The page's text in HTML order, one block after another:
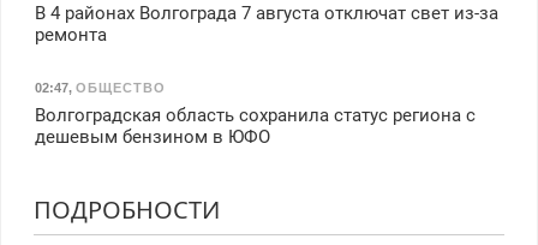
В 4 районах Волгограда 7 августа отключат свет из-за
ремонта
02:47, ОБЩЕСТВО
Волгоградская область сохранила статус региона с
дешевым бензином в ЮФО
ПОДРОБНОСТИ